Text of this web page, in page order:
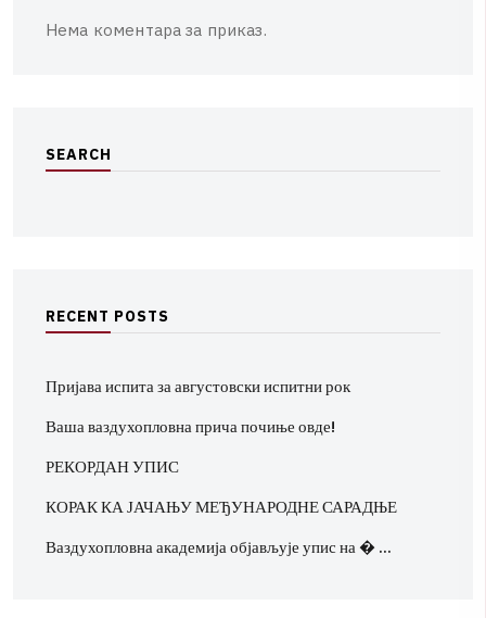
Нема коментара за приказ.
SEARCH
RECENT POSTS
Пријава испита за августовски испитни рок
Ваша ваздухопловна прича почиње овде!
РЕКОРДАН УПИС
КОРАК КА ЈАЧАЊУ МЕЂУНАРОДНЕ САРАДЊЕ
Ваздухопловна академија објављује упис на � …